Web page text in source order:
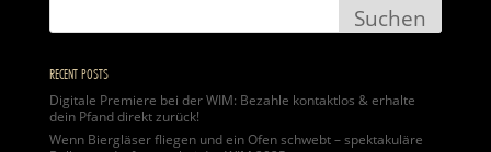
RECENT POSTS
Digitale Premiere bei der WIM: Bezahle kontaktlos & erhalte
dein Pfand direkt zurück!
Wenn Biergläser fliegen und ein Ofen schwebt – spektakuläre